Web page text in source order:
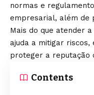
normas e
empresarial, além de
Mais do que atender
ajuda a mitigar riscos,
proteger a reputação
Contents